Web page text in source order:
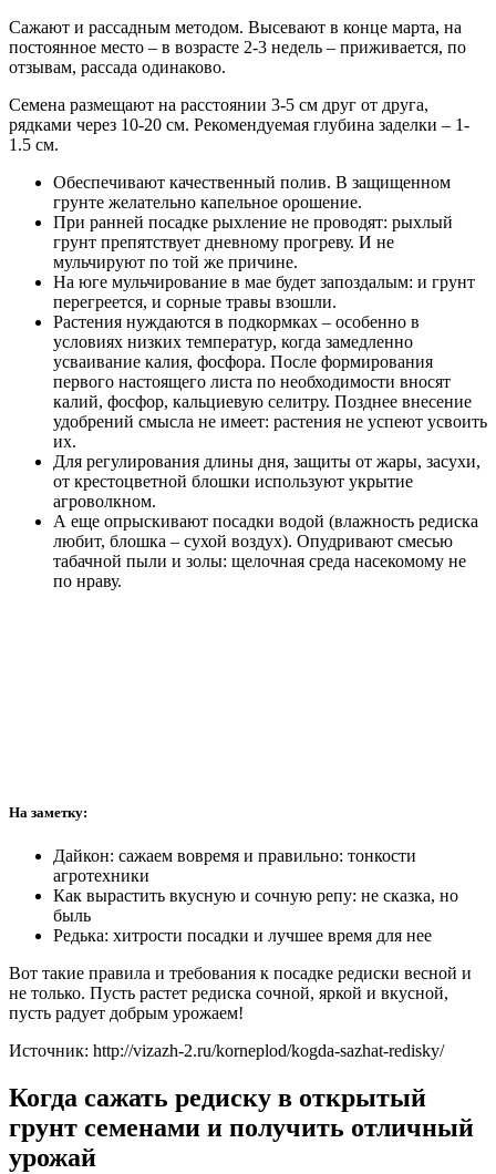
Сажают и рассадным методом. Высевают в конце марта, на
постоянное место – в возрасте 2-3 недель – приживается, по
отзывам, рассада одинаково.
Семена размещают на расстоянии 3-5 см друг от друга,
рядками через 10-20 см. Рекомендуемая глубина заделки – 1-
1.5 см.
Обеспечивают качественный полив. В защищенном
грунте желательно капельное орошение.
При ранней посадке рыхление не проводят: рыхлый
грунт препятствует дневному прогреву. И не
мульчируют по той же причине.
На юге мульчирование в мае будет запоздалым: и грунт
перегреется, и сорные травы взошли.
Растения нуждаются в подкормках – особенно в
условиях низких температур, когда замедленно
усваивание калия, фосфора. После формирования
первого настоящего листа по необходимости вносят
калий, фосфор, кальциевую селитру. Позднее внесение
удобрений смысла не имеет: растения не успеют усвоить
их.
Для регулирования длины дня, защиты от жары, засухи,
от крестоцветной блошки используют укрытие
агроволкном.
А еще опрыскивают посадки водой (влажность редиска
любит, блошка – сухой воздух). Опудривают смесью
табачной пыли и золы: щелочная среда насекомому не
по нраву.
На заметку:
Дайкон: сажаем вовремя и правильно: тонкости
агротехники
Как вырастить вкусную и сочную репу: не сказка, но
быль
Редька: хитрости посадки и лучшее время для нее
Вот такие правила и требования к посадке редиски весной и
не только. Пусть растет редиска сочной, яркой и вкусной,
пусть радует добрым урожаем!
Источник: http://vizazh-2.ru/korneplod/kogda-sazhat-redisky/
Когда сажать редиску в открытый
грунт семенами и получить отличный
урожай